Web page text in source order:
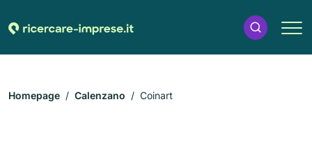
Homepage Calenzano Coinart